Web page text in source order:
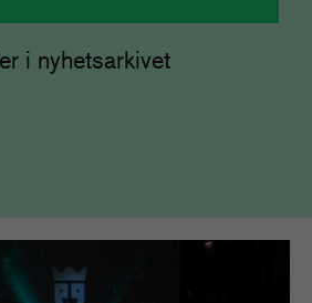
i nyhetsarkivet